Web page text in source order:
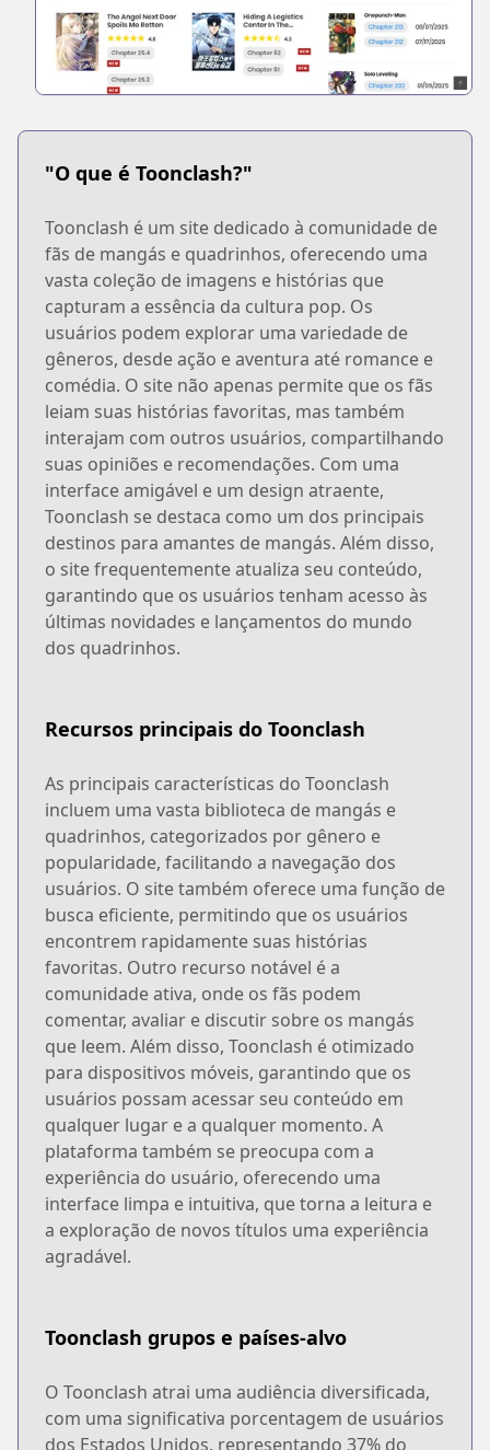
"O que é Toonclash?"
Toonclash é um site dedicado à comunidade de
fãs de mangás e quadrinhos, oferecendo uma
vasta coleção de imagens e histórias que
capturam a essência da cultura pop. Os
usuários podem explorar uma variedade de
gêneros, desde ação e aventura até romance e
comédia. O site não apenas permite que os fãs
leiam suas histórias favoritas, mas também
interajam com outros usuários, compartilhando
suas opiniões e recomendações. Com uma
interface amigável e um design atraente,
Toonclash se destaca como um dos principais
destinos para amantes de mangás. Além disso,
o site frequentemente atualiza seu conteúdo,
garantindo que os usuários tenham acesso às
últimas novidades e lançamentos do mundo
dos quadrinhos.
Recursos principais do Toonclash
As principais características do Toonclash
incluem uma vasta biblioteca de mangás e
quadrinhos, categorizados por gênero e
popularidade, facilitando a navegação dos
usuários. O site também oferece uma função de
busca eficiente, permitindo que os usuários
encontrem rapidamente suas histórias
favoritas. Outro recurso notável é a
comunidade ativa, onde os fãs podem
comentar, avaliar e discutir sobre os mangás
que leem. Além disso, Toonclash é otimizado
para dispositivos móveis, garantindo que os
usuários possam acessar seu conteúdo em
qualquer lugar e a qualquer momento. A
plataforma também se preocupa com a
experiência do usuário, oferecendo uma
interface limpa e intuitiva, que torna a leitura e
a exploração de novos títulos uma experiência
agradável.
Toonclash grupos e países-alvo
O Toonclash atrai uma audiência diversificada,
com uma significativa porcentagem de usuários
dos Estados Unidos, representando 37% do